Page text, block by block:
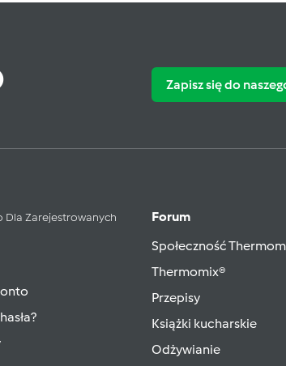
Zapisz się do
Dla Zarejestrowanych
Forum
Społeczność
Thermomix®
Przepisy
Książki kucharskie
Odżywianie